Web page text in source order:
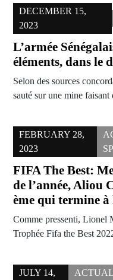
DECEMBER 15,
2023
L’armée
éléments, dans le
Selon des sources
sauté sur une mine
FEBRUARY 28,
2023
FIFA The Best:
de l’année, Aliou
ème qui termine à
Comme pressenti, Lionel
Trophée Fifa the Best
JULY 14,